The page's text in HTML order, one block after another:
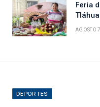
Feria
AGOSTO
DEPORTES